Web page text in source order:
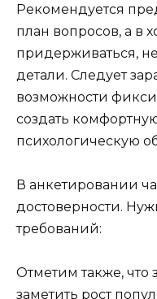
Рекомендуется
план вопросов, а в
придерживаться,
детали. Следует
возможности
создать
психологическую
В анкетировании
достоверности.
требований:
Отметим также,
заметить рост